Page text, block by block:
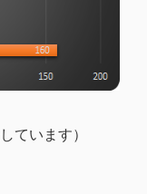
ています）